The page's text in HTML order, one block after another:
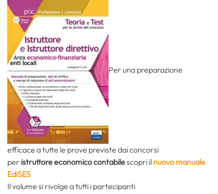
Per una preparazione
efficace a tutte le prove previste dai concorsi
per istruttore economico contabilescopri il nuovo manuale
EdiSES
Il volume si rivolge a tutti i partecipanti